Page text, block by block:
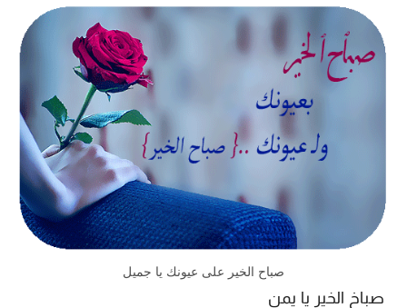
صباح الخير على عيونك يا جميل
صباخ الخير يا يمن